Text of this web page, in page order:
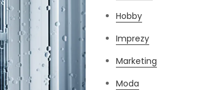
Hobby
Imprezy
Marketing
Moda